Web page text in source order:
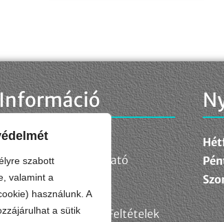
szabott
valamint a
használunk. A
a sütik
tájékoztató
kérelem
Szerződési Feltételek